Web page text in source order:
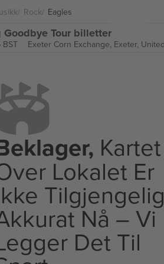
Rock Eagles
Goodbye Tour billetter
Exeter Corn Exchange, Exeter,
Kartet
Lokalet Er
Tilgjengelig
Nå – Vi
Det Til